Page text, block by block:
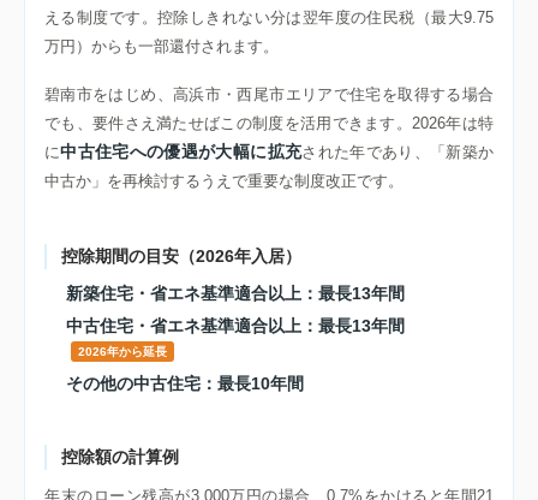
える制度です。控除しきれない分は翌年度の住民税（最大9.75
万円）からも一部還付されます。
碧南市をはじめ、高浜市・西尾市エリアで住宅を取得する場合
でも、要件さえ満たせばこの制度を活用できます。2026年は特
に中古住宅への優遇が大幅に拡充された年であり、「新築か
中古か」を再検討するうえで重要な制度改正です。
控除期間の目安（2026年入居）
新築住宅・省エネ基準適合以上：最長13年間
中古住宅・省エネ基準適合以上：最長13年間
2026年から延長
その他の中古住宅：最長10年間
控除額の計算例
年末のローン残高が3,000万円の場合、0.7%をかけると年間21